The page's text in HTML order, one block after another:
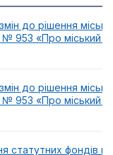
до рішення
№ 953 «Про міський
до рішення
№ 953 «Про міський
статутних фондів